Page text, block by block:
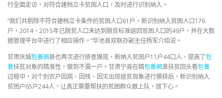
行全面走访，对符合建档立卡贫困人口，及时进行识别纳入。
“我们共剔除不符合建档立卡条件的贫困人口61户，新识别纳入贫困人口176
户，2014、2015年已脱贫人口未达到脱贫标准返回贫困人口的49户，并在大数
据管理平台中进行了相应操作。”华池县双联办副主任杨军介绍说。
甘肃庆城包養網县也再次进行排查摸底，新纳入贫困户11户44口人，提高了包
養扶贫对象的精准性，做到不漏一户。甘肃宁县在精包養網准扶贫回头看包養
过程中，对个别农户因病、因残、因灾出现返贫现象进行摸排后，新识别纳入
贫困户65户244人，让真正需要帮扶的贫困群众跟上队，放下心。